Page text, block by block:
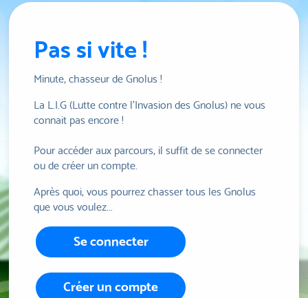
Pas si vite !
Minute, chasseur de Gnolus !
La L.I.G (Lutte contre l'Invasion des Gnolus) ne vous
connait pas encore !
Pour accéder aux parcours, il suffit de se connecter
ou de créer un compte.
Après quoi, vous pourrez chasser tous les Gnolus
que vous voulez...
Se connecter
Créer un compte